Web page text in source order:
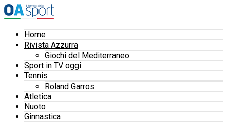
Home
Rivista Azzurra
Giochi del Mediterraneo
Sport in TV oggi
Tennis
Roland Garros
Atletica
Nuoto
Ginnastica